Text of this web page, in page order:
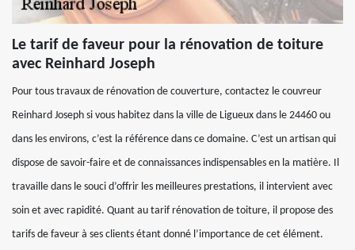
Le tarif de faveur pour la rénovation de toiture
avec Reinhard Joseph
Pour tous travaux de rénovation de couverture, contactez le couvreur
Reinhard Joseph si vous habitez dans la ville de Ligueux dans le 24460 ou
dans les environs, c’est la référence dans ce domaine. C’est un artisan qui
dispose de savoir-faire et de connaissances indispensables en la matière. Il
travaille dans le souci d’offrir les meilleures prestations, il intervient avec
soin et avec rapidité. Quant au tarif rénovation de toiture, il propose des
tarifs de faveur à ses clients étant donné l’importance de cet élément.